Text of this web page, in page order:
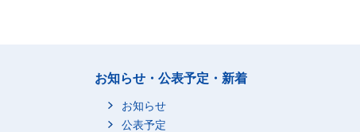
お知らせ・公表予定・新着
お知らせ
公表予定